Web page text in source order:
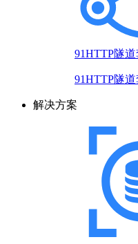
91HTTP隧
91HTTP隧
解决方案